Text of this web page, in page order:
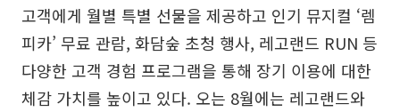
고객에게 월별 특별 선물을 제공하고 인기 뮤지컬 ‘렘
피카’ 무료 관람, 화담숲 초청 행사, 레고랜드 RUN 등
다양한 고객 경험 프로그램을 통해 장기 이용에 대한
체감 가치를 높이고 있다. 오는 8월에는 레고랜드와